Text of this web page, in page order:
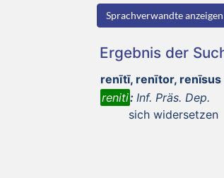
Sprachverwandte anzeigen
Ergebnis der
renītī, renītor, renīsus
reniti: Inf. Präs. Dep.
sich widersetzen